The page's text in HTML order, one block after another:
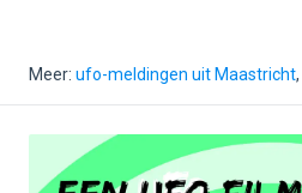
Meer: ufo-meldingen uit Maastricht,